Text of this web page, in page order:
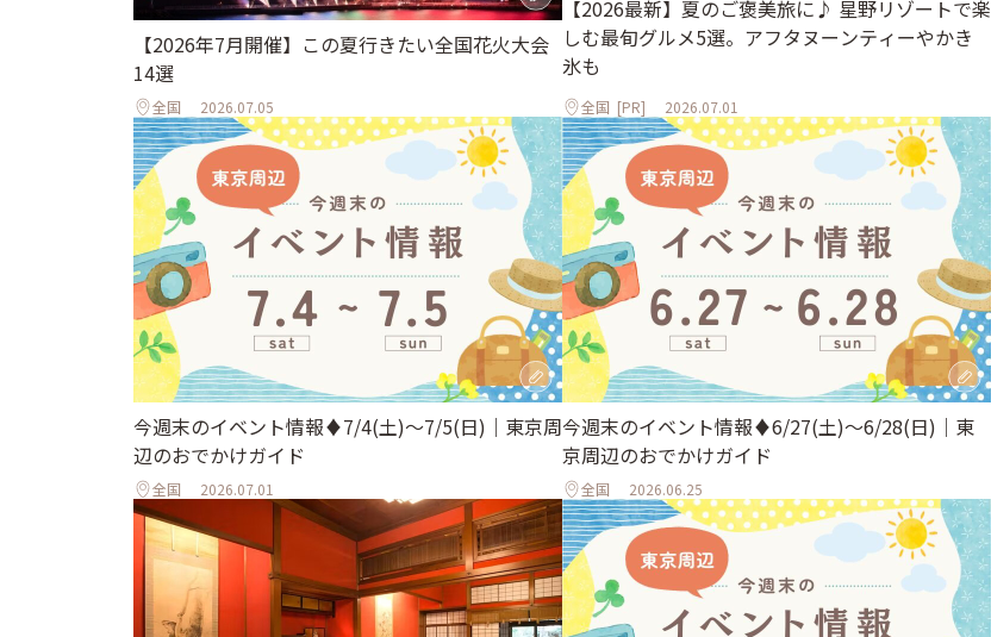
【2026年7月開催】この夏行きたい全国花火大会
14選
全国 2026.07.05
【2026最新】夏のご褒美旅に♪ 星野リゾートで楽
しむ最旬グルメ5選。アフタヌーンティーやかき
氷も
全国 [PR] 2026.07.01
今週末のイベント情報♦︎7/4(土)〜7/5(日)｜東京周
辺のおでかけガイド
全国 2026.07.01
今週末のイベント情報♦︎6/27(土)〜6/28(日)｜東
京周辺のおでかけガイド
全国 2026.06.25